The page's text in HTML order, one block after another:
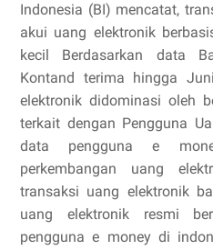
Indonesia (BI) mencatat,
akui uang elektronik
kecil Berdasarkan data
Kontand terima hingga
elektronik didominasi oleh
terkait dengan Pengguna
data pengguna e
perkembangan uang
transaksi uang elektronik
uang elektronik resmi
pengguna e money di